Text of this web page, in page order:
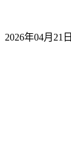
2026年04月21日